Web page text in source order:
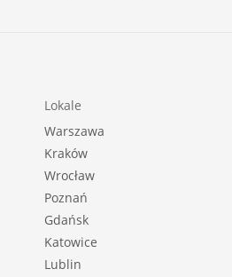
Lokale
Warszawa
Kraków
Wrocław
Poznań
Gdańsk
Katowice
Lublin